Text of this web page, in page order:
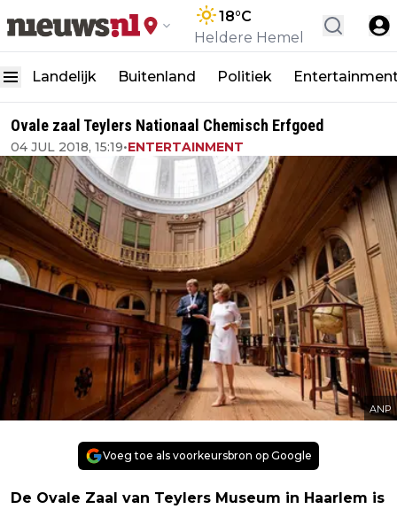
18°C
Heldere Hemel
Landelijk Buitenland Politiek
Ovale zaal Teylers Nationaal Chemisch Erfgoed
04 JUL 2018, 15:19•ENTERTAINMENT
ANP
Voeg toe als voorkeursbron op Google
De Ovale Zaal van Teylers Museum in Haarlem is